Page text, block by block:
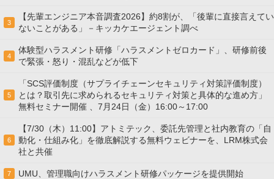
3
【先輩エンジニア本音調査2026】約8割が、「後輩に直接言えてい
ないことがある」－キッカケエージェント調べ
4
体験型ハラスメント研修「ハラスメントゼロカード」、研修前後
で緊張・怒り・混乱などが低下
5
「SCS評価制度（サプライチェーンセキュリティ対策評価制度）
とは？取引先に求められるセキュリティ対策と具体的な進め方」
無料セミナー開催 、7月24日（金）16:00～17:00
6
【7/30（木）11:00】アトミテック、委託先管理と社内教育の「自
動化・仕組み化」を徹底解説する無料ウェビナーを、LRM株式会
社と共催
7 UMU、管理職向けハラスメント研修パッケージを提供開始